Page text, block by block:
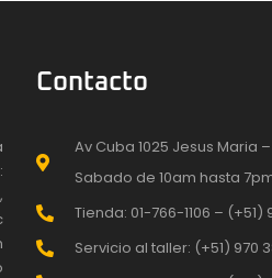
Contacto
Av Cuba 1025 Jesus Maria
Sabado de 10am hasta
Tienda: 01-766-1106 – (+51)
Servicio al taller: (+51) 970